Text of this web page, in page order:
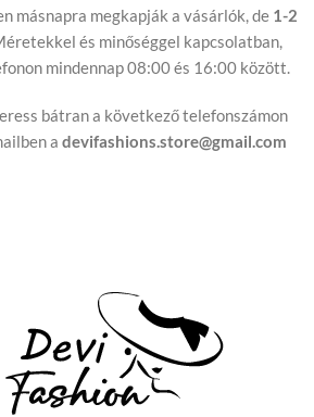
másnapra megkapják a vásárlók, de 1-2
és minőséggel kapcsolatban,
mindennap 08:00 és 16:00 között.
bátran a következő telefonszámon
a devifashions.store@gmail.com